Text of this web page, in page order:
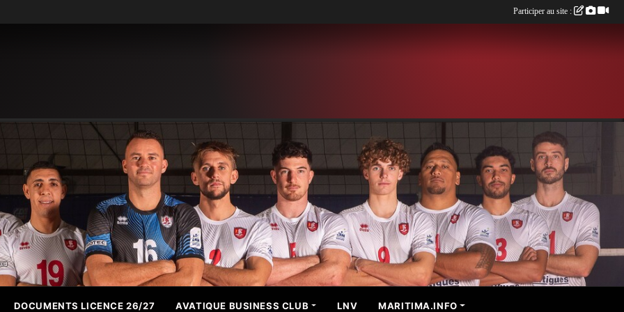
DOCUMENTS LICENCE 26/27 AVATIQUE BUSINESS CLUB LNV MARITIMA.INFO
Participer au site :